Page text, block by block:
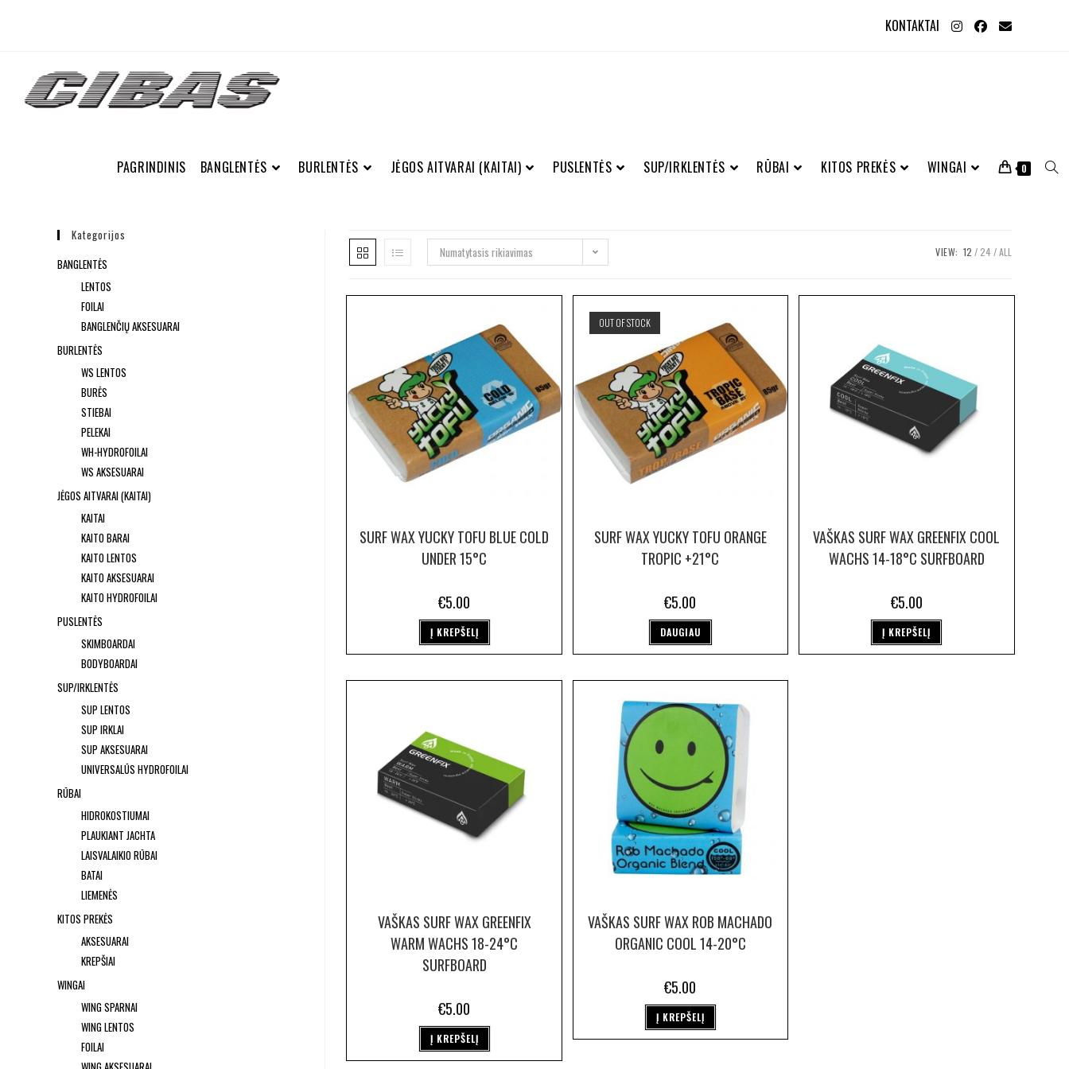
KONTAKTAI
PAGRINDINIS BANGLENTĖS BURLENTĖS JĖGOS AITVARAI (KAITAI) PUSLENTĖS SUP/IRKLENTĖS RŪBAI KITOS PREKĖS WINGAI 0
Numatytasis rikiavimas VIEW: 12 24 ALL
SURF WAX YUCKY TOFU BLUE COLD
UNDER 15°C
€5.00
Į KREPŠELĮ
OUT OF STOCK
SURF WAX YUCKY TOFU ORANGE
TROPIC +21°C
€5.00
DAUGIAU
VAŠKAS SURF WAX GREENFIX COOL
WACHS 14-18°C SURFBOARD
€5.00
Į KREPŠELĮ
VAŠKAS SURF WAX GREENFIX
WARM WACHS 18-24°C
SURFBOARD
€5.00
Į KREPŠELĮ
VAŠKAS SURF WAX ROB MACHADO
ORGANIC COOL 14-20°C
€5.00
Į KREPŠELĮ
Kategorijos
BANGLENTĖS
LENTOS
FOILAI
BANGLENČIŲ AKSESUARAI
BURLENTĖS
WS LENTOS
BURĖS
STIEBAI
PELEKAI
WH-HYDROFOILAI
WS AKSESUARAI
JĖGOS AITVARAI (KAITAI)
KAITAI
KAITO BARAI
KAITO LENTOS
KAITO AKSESUARAI
KAITO HYDROFOILAI
PUSLENTĖS
SKIMBOARDAI
BODYBOARDAI
SUP/IRKLENTĖS
SUP LENTOS
SUP IRKLAI
SUP AKSESUARAI
UNIVERSALŪS HYDROFOILAI
RŪBAI
HIDROKOSTIUMAI
PLAUKIANT JACHTA
LAISVALAIKIO RŪBAI
BATAI
LIEMENĖS
KITOS PREKĖS
AKSESUARAI
KREPŠIAI
WINGAI
WING SPARNAI
WING LENTOS
FOILAI